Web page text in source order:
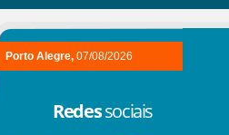
Porto Alegre, 07/08/2026
Redessociais